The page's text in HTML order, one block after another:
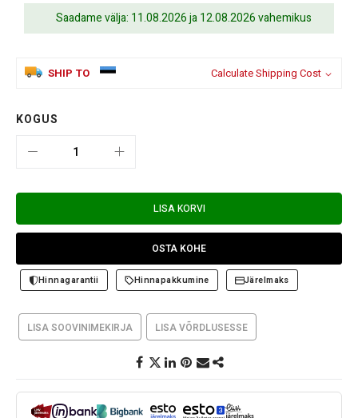
Saadame välja: 11.08.2026 ja 12.08.2026 vahemikus
SHIP TO Calculate Shipping Cost
KOGUS
LISA KORVI
OSTA KOHE
Hinnagarantii Hinnapakkumine Järelmaks
LISA SOOVINIMEKIRJA LISA VÕRDLUSESSE